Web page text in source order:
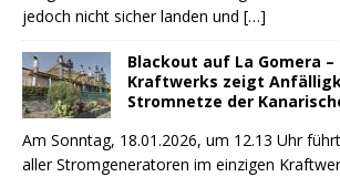
jedoch nicht sicher landen und […]
Blackout auf La Gomera
Kraftwerks zeigt
Stromnetze der
Am Sonntag, 18.01.2026, um 12.13 Uhr
aller Stromgeneratoren im einzigen